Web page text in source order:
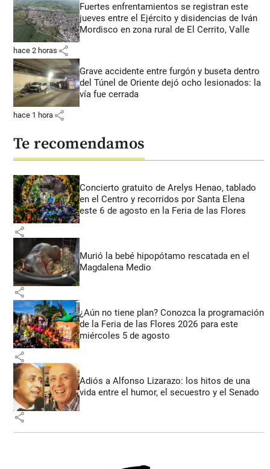
Fuertes enfrentamientos se registran este
jueves entre el Ejército y disidencias de Iván
Mordisco en zona rural de El Cerrito, Valle
hace 2 horas share
Grave accidente entre furgón y buseta dentro
del Túnel de Oriente dejó ocho lesionados: la
vía fue cerrada
hace 1 hora share
Te recomendamos
Concierto gratuito de Arelys Henao, tablado
en el Centro y recorridos por Santa Elena
este 6 de agosto en la Feria de las Flores
share
Murió la bebé hipopótamo rescatada en el
Magdalena Medio
share
¿Aún no tiene plan? Conozca la programación
de la Feria de las Flores 2026 para este
miércoles 5 de agosto
share
Adiós a Alfonso Lizarazo: los hitos de una
vida entre el humor, el secuestro y el Senado
share